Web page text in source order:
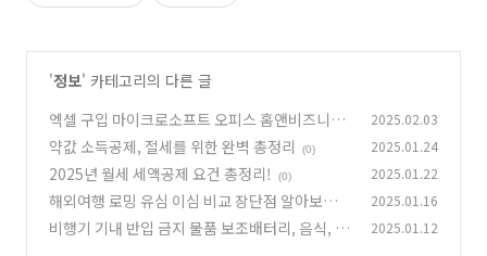
'정보' 카테고리의 다른 글
엑셀 구입 마이크로소프트 오피스 홈앤비즈니스
와 스튜던트 비교 (0)
2025.02.03
약값 소득공제, 절세를 위한 완벽 총정리 (0) 2025.01.24
2025년 월세 세액공제 요건 총정리! (0) 2025.01.22
해외여행 로밍 유심 이심 비교 장단점 알아보기
(1)
2025.01.16
비행기 기내 반입 금지 물품 보조배터리, 음식, 화
2025.01.12